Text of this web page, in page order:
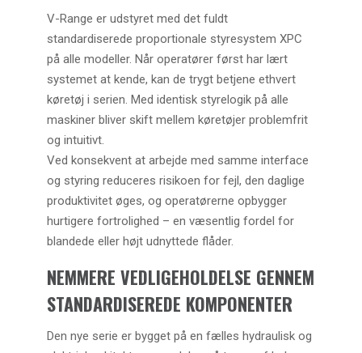
V-Range er udstyret med det fuldt
standardiserede proportionale styresystem XPC
på alle modeller. Når operatører først har lært
systemet at kende, kan de trygt betjene ethvert
køretøj i serien. Med identisk styrelogik på alle
maskiner bliver skift mellem køretøjer problemfrit
og intuitivt.
Ved konsekvent at arbejde med samme interface
og styring reduceres risikoen for fejl, den daglige
produktivitet øges, og operatørerne opbygger
hurtigere fortrolighed – en væsentlig fordel for
blandede eller højt udnyttede flåder.
NEMMERE VEDLIGEHOLDELSE GENNEM
STANDARDISEREDE KOMPONENTER
Den nye serie er bygget på en fælles hydraulisk og